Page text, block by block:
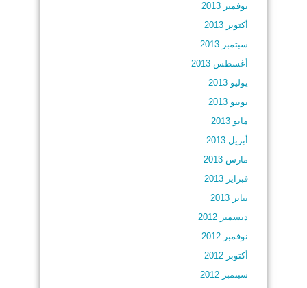
نوفمبر 2013
أكتوبر 2013
سبتمبر 2013
أغسطس 2013
يوليو 2013
يونيو 2013
مايو 2013
أبريل 2013
مارس 2013
فبراير 2013
يناير 2013
ديسمبر 2012
نوفمبر 2012
أكتوبر 2012
سبتمبر 2012